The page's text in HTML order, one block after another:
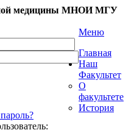
медицины МНОИ МГУ
Меню
Главная
Наш
Факультет
О
факультете
История